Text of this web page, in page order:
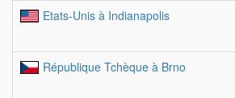
Etats-Unis à Indianapolis
République Tchèque à Brno